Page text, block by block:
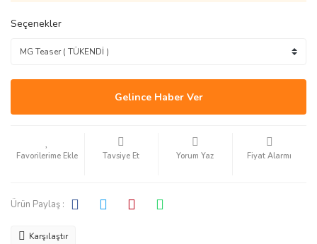
Seçenekler
Gelince Haber Ver
Tavsiye Et Yorum Yaz Fiyat Alarmı
Ürün Paylaş :
Karşılaştır